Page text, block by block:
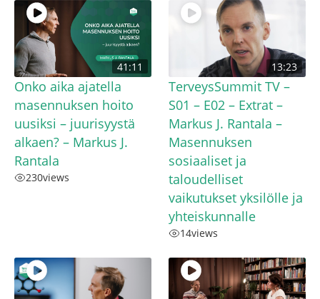
41:11
Onko aika ajatella
masennuksen hoito
uusiksi – juurisyystä
alkaen? – Markus J.
Rantala
230views
13:23
TerveysSummit TV –
S01 – E02 – Extrat –
Markus J. Rantala –
Masennuksen
sosiaaliset ja
taloudelliset
vaikutukset yksilölle ja
yhteiskunnalle
14views